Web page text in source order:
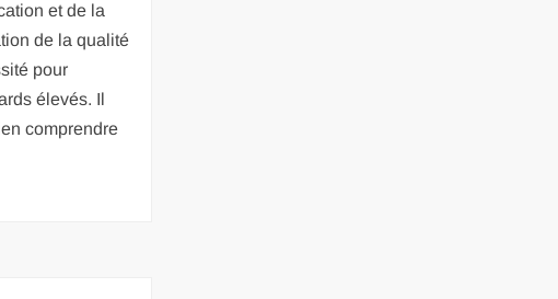
et de la
de la qualité
pour
élevés. Il
comprendre